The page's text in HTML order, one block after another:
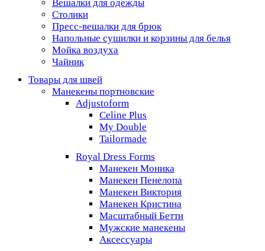
Вешалки для одежды
Столики
Пресс-вешалки для брюк
Напольные сушилки и корзины для белья
Мойка воздуха
Чайник
Товары для швей
Манекены портновские
Adjustoform
Celine Plus
My Double
Tailormade
Royal Dress Forms
Манекен Моника
Манекен Пенелопа
Манекен Виктория
Манекен Кристина
Масштабный Бетти
Мужские манекены
Аксессуары